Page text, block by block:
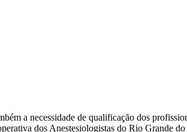
a necessidade de qualificação dos
dos Anestesiologistas do Rio Grande